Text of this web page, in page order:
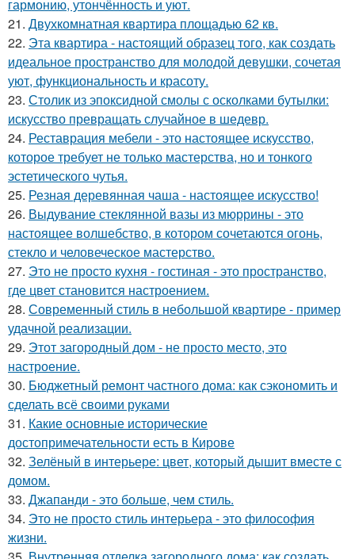
гармонию, утончённость и уют.
21. Двухкомнатная квартира площадью 62 кв.
22. Эта квартира - настоящий образец того, как создать
идеальное пространство для молодой девушки, сочетая
уют, функциональность и красоту.
23. Столик из эпоксидной смолы с осколками бутылки:
искусство превращать случайное в шедевр.
24. Реставрация мебели - это настоящее искусство,
которое требует не только мастерства, но и тонкого
эстетического чутья.
25. Резная деревянная чаша - настоящее искусство!
26. Выдувание стеклянной вазы из мюррины - это
настоящее волшебство, в котором сочетаются огонь,
стекло и человеческое мастерство.
27. Это не просто кухня - гостиная - это пространство,
где цвет становится настроением.
28. Современный стиль в небольшой квартире - пример
удачной реализации.
29. Этот загородный дом - не просто место, это
настроение.
30. Бюджетный ремонт частного дома: как сэкономить и
сделать всё своими руками
31. Какие основные исторические
достопримечательности есть в Кирове
32. Зелёный в интерьере: цвет, который дышит вместе с
домом.
33. Джапанди - это больше, чем стиль.
34. Это не просто стиль интерьера - это философия
жизни.